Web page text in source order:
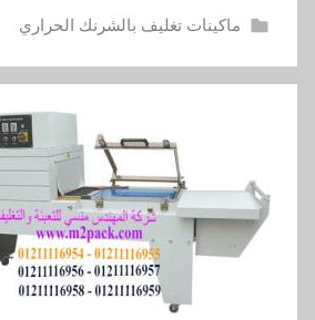
ماكينات تغليف بالشرنك الحراري